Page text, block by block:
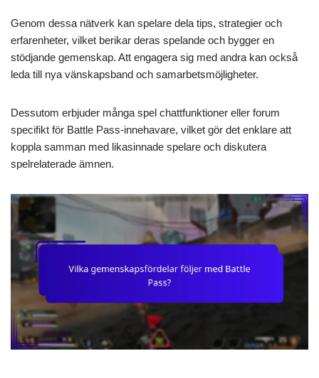
Genom dessa nätverk kan spelare dela tips, strategier och
erfarenheter, vilket berikar deras spelande och bygger en
stödjande gemenskap. Att engagera sig med andra kan också
leda till nya vänskapsband och samarbetsmöjligheter.
Dessutom erbjuder många spel chattfunktioner eller forum
specifikt för Battle Pass-innehavare, vilket gör det enklare att
koppla samman med likasinnade spelare och diskutera
spelrelaterade ämnen.